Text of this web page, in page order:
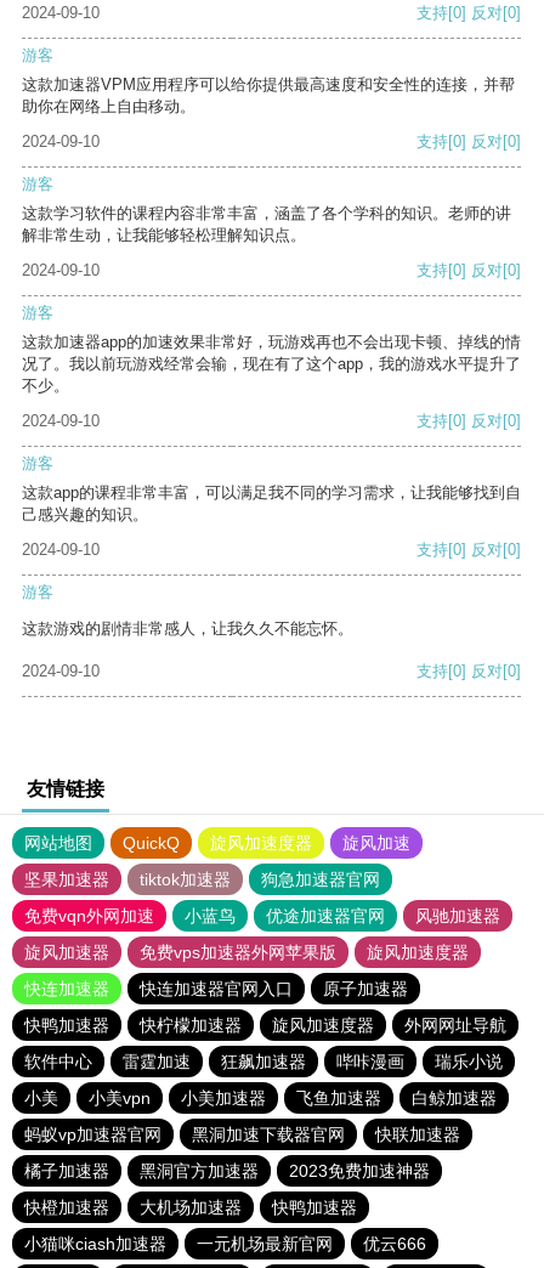
2024-09-10 支持[0] 反对[0]
游客
这款加速器VPM应用程序可以给你提供最高速度和安全性的连接，并帮
助你在网络上自由移动。
2024-09-10
支持[0] 反对[0]
游客
这款学习软件的课程内容非常丰富，涵盖了各个学科的知识。老师的讲
解非常生动，让我能够轻松理解知识点。
2024-09-10
支持[0] 反对[0]
游客
这款加速器app的加速效果非常好，玩游戏再也不会出现卡顿、掉线的情
况了。我以前玩游戏经常会输，现在有了这个app，我的游戏水平提升了
不少。
2024-09-10
支持[0] 反对[0]
游客
这款app的课程非常丰富，可以满足我不同的学习需求，让我能够找到自
己感兴趣的知识。
2024-09-10
支持[0] 反对[0]
游客
这款游戏的剧情非常感人，让我久久不能忘怀。
2024-09-10 支持[0] 反对[0]
友情链接
网站地图 QuickQ 旋风加速度器
旋风加速
坚果加速器
tiktok加速器
狗急加速器官网
免费vqn外网加速
小蓝鸟 优途加速器官网
风驰加速器
旋风加速器
免费vps加速器外网苹果版
旋风加速度器
快连加速器
快连加速器官网入口
原子加速器
快鸭加速器
快柠檬加速器 旋风加速度器
外网网址导航
软件中心
雷霆加速 狂飙加速器 哔咔漫画
瑞乐小说
小美
小美vpn 小美加速器 飞鱼加速器
白鲸加速器
蚂蚁vp加速器官网
黑洞加速下载器官网
快联加速器
橘子加速器
黑洞官方加速器
2023免费加速神器
快橙加速器
大机场加速器
快鸭加速器
小猫咪ciash加速器
一元机场最新官网 优云666